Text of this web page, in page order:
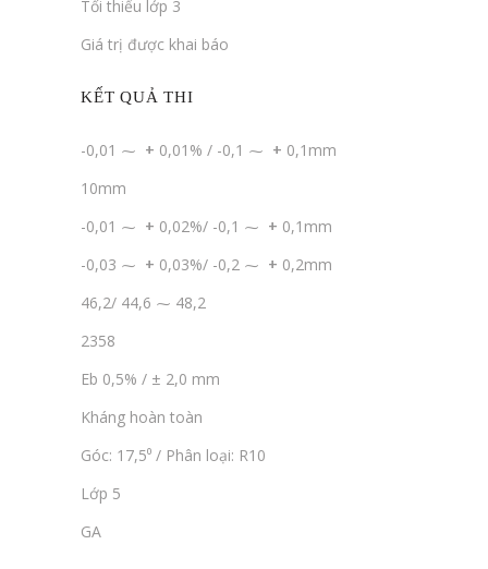
Tối thiểu lớp 3
Giá trị được khai báo
KẾT QUẢ THI
-0,01 ⁓ + 0,01% / -0,1 ⁓ + 0,1mm
10mm
-0,01 ⁓ + 0,02%/ -0,1 ⁓ + 0,1mm
-0,03 ⁓ + 0,03%/ -0,2 ⁓ + 0,2mm
46,2/ 44,6 ⁓ 48,2
2358
Eb 0,5% / ± 2,0 mm
Kháng hoàn toàn
Góc: 17,5⁰ / Phân loại: R10
Lớp 5
GA